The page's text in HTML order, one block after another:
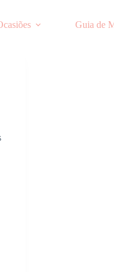
Guia de